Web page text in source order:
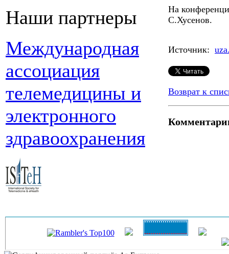
Наши партнеры
Международная
ассоциация
телемедицины и
электронного
здравоохранения
На
С.Хусенов.
Источник:
Возврат к